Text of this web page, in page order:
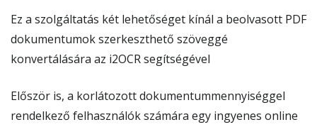
Ez a szolgáltatás két lehetőséget kínál a beolvasott PDF
dokumentumok szerkeszthető szöveggé
konvertálására az i2OCR segítségével
Először is, a korlátozott dokumentummennyiséggel
rendelkező felhasználók számára egy ingyenes online